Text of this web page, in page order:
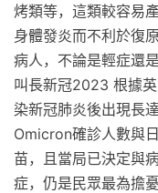
烤類等，這類較容易
身體發炎而不利於復
病人，不論是輕症還
叫長新冠2023 根據
染新冠肺炎後出現長
Omicron確診人數與
苗，且當局已決定與
症，仍是民眾最為擔